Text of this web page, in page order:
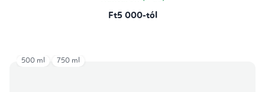
Ft5 000-tól
500 ml 750 ml